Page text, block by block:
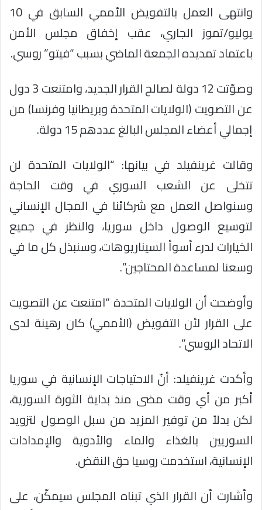
وانتهى العمل بالتفويض الأممي السابق في 10
يوليو/تموز الجاري، عقب إخفاق مجلس الأمن
باعتماد تمديده الجمعة الماضي بسبب “فيتو” روسي.
وصوّتت 12 دولة لصالح القرار الجديد، وامتنعت 3 دول
عن التصويت (الولايات المتحدة وبريطانيا وفرنسا) من
إجمالي أعضاء المجلس البالغ عددهم 15 دولة.
وقالت غرينفيلد في بيانها: “الولايات المتحدة لن
تتخلى عن الشعب السوري في وقت الحاجة
وسنواصل العمل مع شركائنا في المجال الإنساني
لتوسيع الوصول داخل سوريا، والنظر في جميع
الخيارات لدرء أسوأ السيناريوهات، وسنبذل كل ما في
وسعنا لمساعدة المحتاجين”.
وأوضحت أن الولايات المتحدة “امتنعت عن التصويت
على القرار لأن التفويض (الأممي) كان رهينة لدى
الاتحاد الروسي”.
وأكدت غرينفيلد: أنّ الاحتياجات الإنسانية في سوريا
أكبر من أي وقت مضى منذ بداية الثورة السورية،
لكن بدلاً من توفير المزيد من سبل الوصول لتزويد
السوريين بالغذاء والماء والأدوية والإمدادات
الإنسانية، استخدمت روسيا حق النقض.
وأشارت أن القرار الذي تبناه المجلس سيمكّن، على